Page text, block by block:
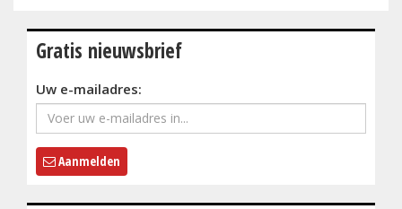
Gratis nieuwsbrief
Uw e-mailadres:
Aanmelden